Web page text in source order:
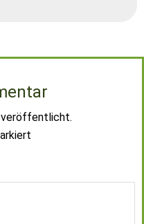
veröffentlicht.